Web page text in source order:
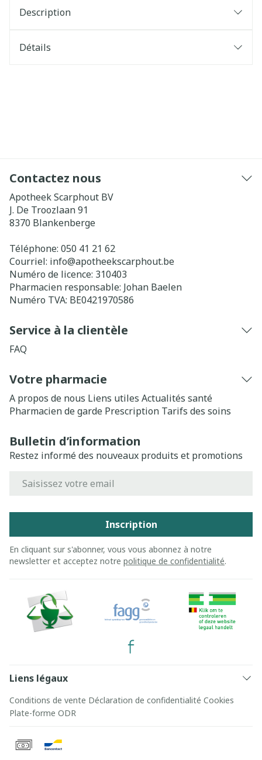
Description
Détails
Contactez nous
Apotheek Scarphout BV
J. De Troozlaan 91
8370 Blankenberge
Téléphone: 050 41 21 62
Courriel: info@apotheekscarphout.be
Numéro de licence: 310403
Pharmacien responsable: Johan Baelen
Numéro TVA: BE0421970586
Service à la clientèle
FAQ
Votre pharmacie
A propos de nous Liens utiles Actualités santé
Pharmacien de garde Prescription Tarifs des soins
Bulletin d’information
Restez informé des nouveaux produits et promotions
Inscription
En cliquant sur s'abonner, vous vous abonnez à notre
newsletter et acceptez notre politique de confidentialité.
Liens légaux
Conditions de vente Déclaration de confidentialité Cookies
Plate-forme ODR